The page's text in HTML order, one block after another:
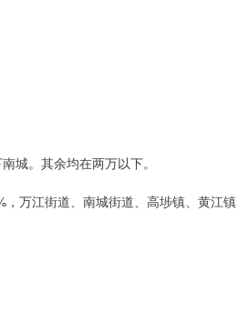
城。其余均在两万以下。
万江街道、南城街道、高埗镇、黄江